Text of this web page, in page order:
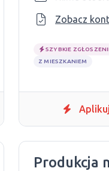
Zobacz
SZYBKIE
Z MIESZKANIEM
Aplikuj
Produkcja